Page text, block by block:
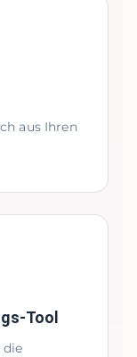
aus Ihren
Tool
die